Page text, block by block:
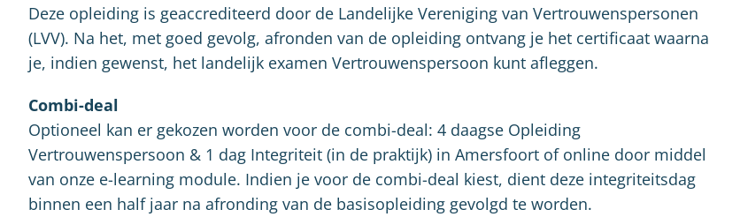
Deze opleiding is geaccrediteerd door de Landelijke Vereniging van Vertrouwenspersonen
(LVV). Na het, met goed gevolg, afronden van de opleiding ontvang je het certificaat waarna
je, indien gewenst, het landelijk examen Vertrouwenspersoon kunt afleggen.
Combi-deal
Optioneel kan er gekozen worden voor de combi-deal: 4 daagse Opleiding
Vertrouwenspersoon & 1 dag Integriteit (in de praktijk) in Amersfoort of online door middel
van onze e-learning module. Indien je voor de combi-deal kiest, dient deze integriteitsdag
binnen een half jaar na afronding van de basisopleiding gevolgd te worden.